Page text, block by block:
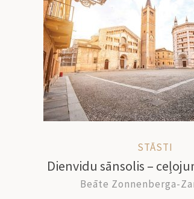
STĀSTI
Dienvidu sānsolis –
Beāte Zonnenberga-